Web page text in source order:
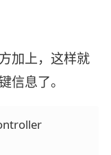
加上，这样就
信息了。